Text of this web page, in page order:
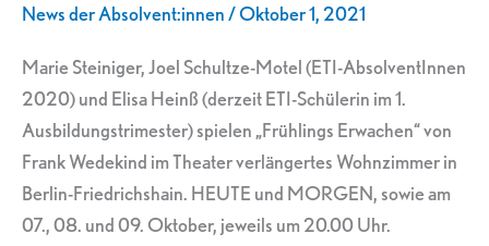
News der Absolvent:innen/Oktober 1, 2021
Marie Steiniger, Joel Schultze-Motel (ETI-AbsolventInnen
2020) und Elisa Heinß (derzeit ETI-Schülerin im 1.
Ausbildungstrimester) spielen „Frühlings Erwachen“ von
Frank Wedekind im Theater verlängertes Wohnzimmer in
Berlin-Friedrichshain. HEUTE und MORGEN, sowie am
07., 08. und 09. Oktober, jeweils um 20.00 Uhr.
ETIs